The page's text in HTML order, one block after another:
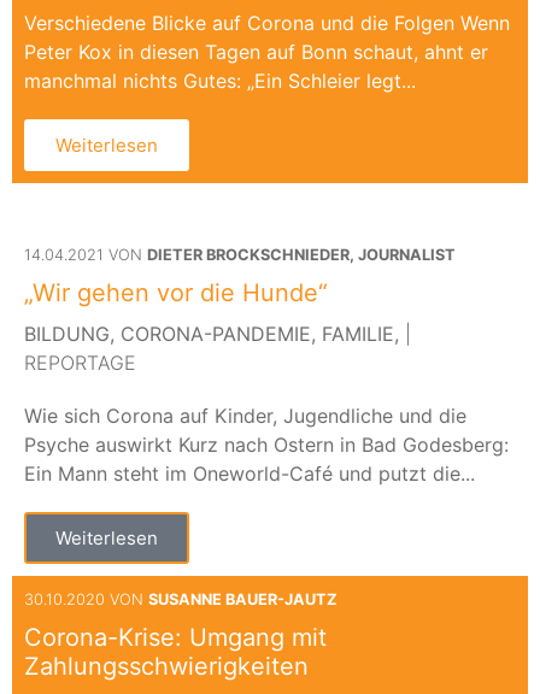
Verschiedene Blicke auf Corona und die Folgen Wenn
Peter Kox in diesen Tagen auf Bonn schaut, ahnt er
manchmal nichts Gutes: „Ein Schleier legt...
Weiterlesen
14.04.2021 VON DIETER BROCKSCHNIEDER, JOURNALIST
„Wir gehen vor die Hunde“
BILDUNG, CORONA-PANDEMIE, FAMILIE,
REPORTAGE
Wie sich Corona auf Kinder, Jugendliche und die
Psyche auswirkt Kurz nach Ostern in Bad Godesberg:
Ein Mann steht im Oneworld-Café und putzt die...
Weiterlesen
30.10.2020 VON SUSANNE BAUER-JAUTZ
Corona-Krise: Umgang mit
Zahlungsschwierigkeiten